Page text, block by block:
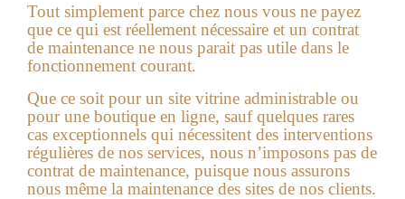
Tout simplement parce chez nous vous ne payez
que ce qui est réellement nécessaire et un contrat
de maintenance ne nous parait pas utile dans le
fonctionnement courant.
Que ce soit pour un site vitrine administrable ou
pour une boutique en ligne, sauf quelques rares
cas exceptionnels qui nécessitent des interventions
régulières de nos services, nous n’imposons pas de
contrat de maintenance, puisque nous assurons
nous même la maintenance des sites de nos clients.